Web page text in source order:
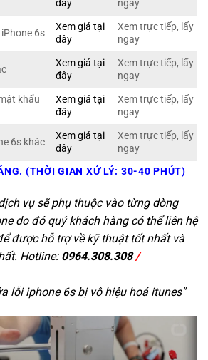
đây ngay
6s
Xem giá tại
đây
Xem trực tiếp, lấy
ngay
Xem giá tại
đây
Xem trực tiếp, lấy
ngay
khẩu
Xem giá tại
đây
Xem trực tiếp, lấy
ngay
6s khác
Xem giá tại
đây
Xem trực tiếp, lấy
ngay
(THỜI GIAN XỬ LÝ: 30-40 PHÚT)
vụ sẽ phụ thuộc vào từng dòng
do đó quý khách hàng có thể liên hệ
được hỗ trợ về kỹ thuật tốt nhất và
Hotline: 0964.308.308/
lỗi iphone 6s bị vô hiệu hoá itunes"